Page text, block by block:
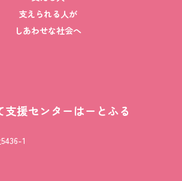
支援センターはーとふる
1
支えられる人が
しあわせな社会へ